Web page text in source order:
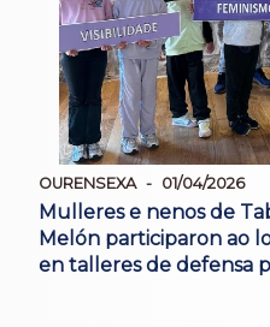
OURENSEXA 01/04/2026
Mulleres e nenos de
Melón participaron ao
en talleres de defensa